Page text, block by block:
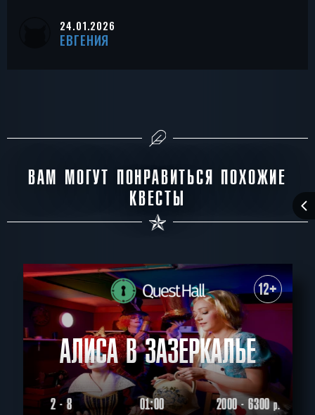
24.01.2026
ЕВГЕНИЯ
ВАМ МОГУТ ПОНРАВИТЬСЯ ПОХОЖИЕ
КВЕСТЫ
12+
АЛИСА В ЗАЗЕРКАЛЬЕ
2 - 8 01:00 2000 - 6300р.